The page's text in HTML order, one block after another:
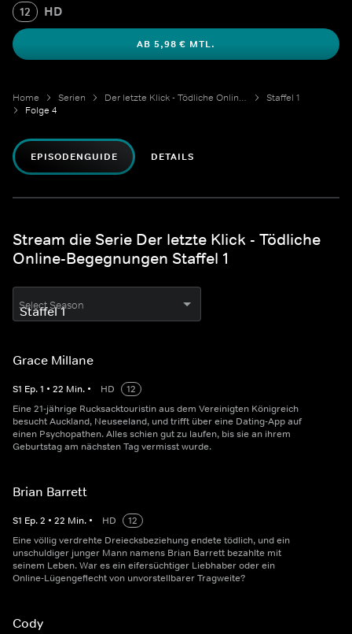
12 HD
AB 5,98 € MTL.
Home Serien Der letzte Klick - Tödliche Online-Begegnungen
Staffel 1
Folge 4
EPISODENGUIDE DETAILS
Stream die Serie Der letzte Klick - Tödliche
Online-Begegnungen Staffel 1
Select Season
Grace Millane
S1 Ep.1 • 22 Min. • HD
12
Eine 21-jährige Rucksacktouristin aus dem Vereinigten Königreich
besucht Auckland, Neuseeland, und trifft über eine Dating-App auf
einen Psychopathen. Alles schien gut zu laufen, bis sie an ihrem
Geburtstag am nächsten Tag vermisst wurde.
Brian Barrett
S1 Ep.2 • 22 Min. • HD
12
Eine völlig verdrehte Dreiecksbeziehung endete tödlich, und ein
unschuldiger junger Mann namens Brian Barrett bezahlte mit
seinem Leben. War es ein eifersüchtiger Liebhaber oder ein
Online-Lügengeflecht von unvorstellbarer Tragweite?
Cody